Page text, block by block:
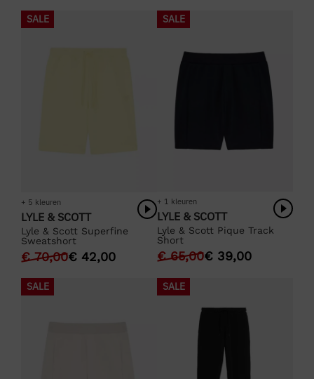
SALE
+ 5 kleuren
LYLE & SCOTT
Lyle & Scott Superfine
Sweatshort
€70,00€ 42,00
SALE
+ 1 kleuren
LYLE & SCOTT
Lyle & Scott Pique Track
Short
€65,00€ 39,00
SALE SALE